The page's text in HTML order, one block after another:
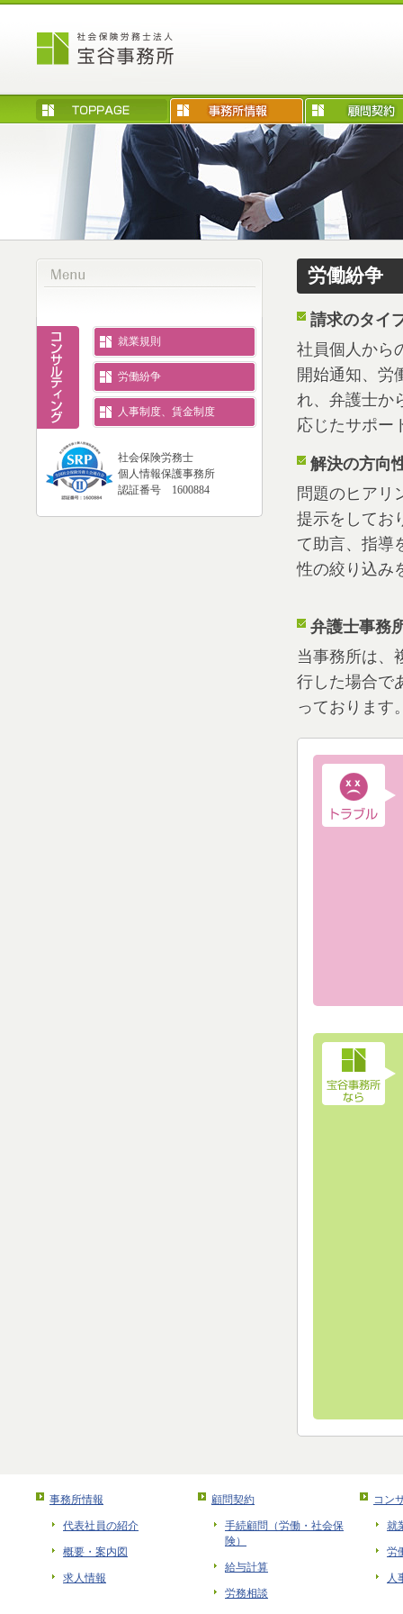
就業規則
労働紛争
人事制度、賃金制度
社会保険労務士
個人情報保護事務所
認証番号 1600884
労働紛争
請求のタイ
社員個人から
開始通知、労
れ、弁護士か
応じたサポー
解決の方向
問題のヒアリ
提示をしてお
て助言、指導
性の絞り込み
弁護士事務
当事務所は、
行した場合で
っております
事務所情報
代表社員の紹介
概要・案内図
求人情報
顧問契約
手続顧問（労働・社会保
険）
給与計算
労務相談
コン
就
労
人